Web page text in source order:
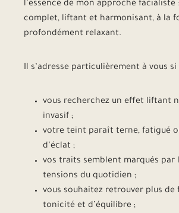
l’essence de mon approche facialiste
complet, liftant et harmonisant, à la
profondément relaxant.
Il s’adresse particulièrement à vous si
vous recherchez un effet liftant
invasif ;
votre teint paraît terne, fatigué
d’éclat ;
vos traits semblent marqués par
tensions du quotidien ;
vous souhaitez retrouver plus de
tonicité et d’équilibre ;